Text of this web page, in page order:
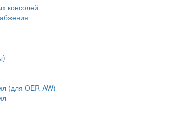
консолей
(для OER-AW)